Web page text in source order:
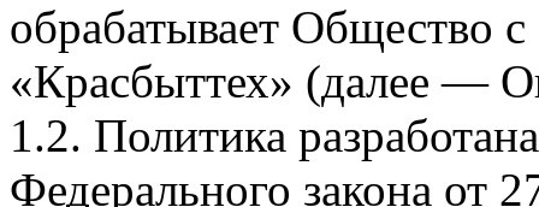
обрабатывает Общество
«Красбыттех» (далее —
1.2. Политика
Федерального закона